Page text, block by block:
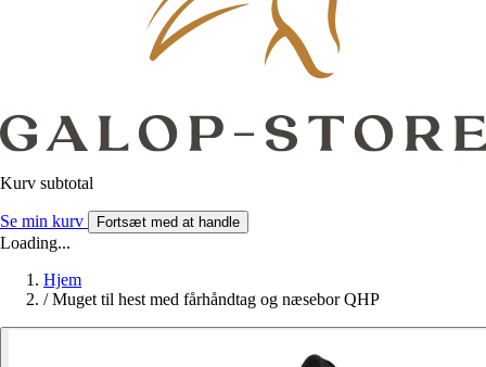
Kurv subtotal
Se min kurv Fortsæt med at handle
Loading...
Hjem
/ Muget til hest med fårhåndtag og næsebor QHP